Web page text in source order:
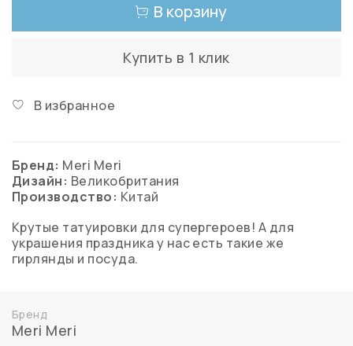
В корзину
Купить в 1 клик
В избранное
Бренд: Meri Meri
Дизайн: Великобритания
Производство: Китай
Крутые татуировки для супергероев! А для
украшения праздника у нас есть такие же
гирлянды и посуда.
Бренд
Meri Meri